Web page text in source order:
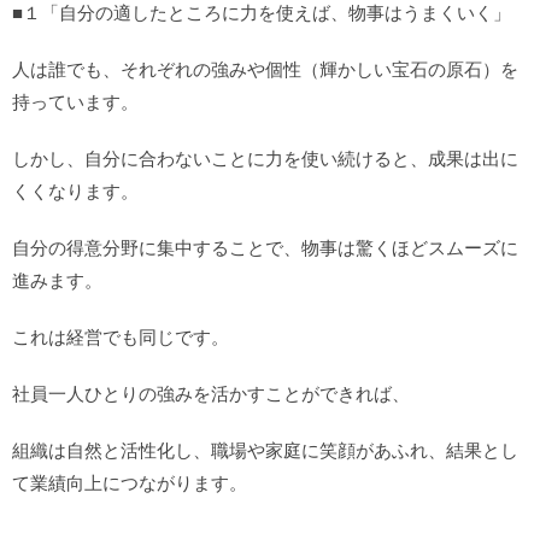
■１「自分の適したところに力を使えば、物事はうまくいく」
人は誰でも、それぞれの強みや個性（輝かしい宝石の原石）を
持っています。
しかし、自分に合わないことに力を使い続けると、成果は出に
くくなります。
自分の得意分野に集中することで、物事は驚くほどスムーズに
進みます。
これは経営でも同じです。
社員一人ひとりの強みを活かすことができれば、
組織は自然と活性化し、職場や家庭に笑顔があふれ、結果とし
て業績向上につながります。